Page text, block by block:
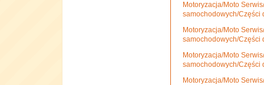
Motoryzacja/Moto
samochodowych/Części
Motoryzacja/Moto
samochodowych/Części
Motoryzacja/Moto
samochodowych/Części
Motoryzacja/Moto